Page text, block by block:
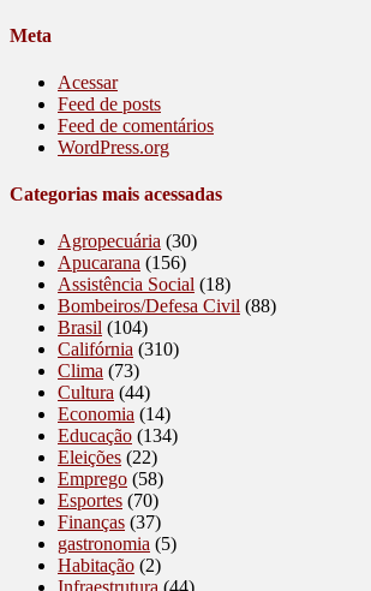
Meta
Acessar
Feed de posts
Feed de comentários
WordPress.org
Categorias mais acessadas
Agropecuária (30)
Apucarana (156)
Assistência Social (18)
Bombeiros/Defesa Civil (88)
Brasil (104)
Califórnia (310)
Clima (73)
Cultura (44)
Economia (14)
Educação (134)
Eleições (22)
Emprego (58)
Esportes (70)
Finanças (37)
gastronomia (5)
Habitação (2)